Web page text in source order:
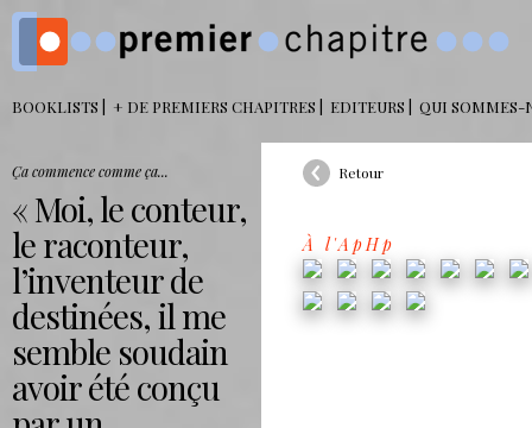
BOOKLISTS + DE PREMIERS CHAPITRES EDITEURS QUI SOMMES-
Ça commence comme ça...
Moi, le conteur,
le raconteur,
l’inventeur de
destinées, il me
semble soudain
avoir été conçu
Retour
À l'ApHp